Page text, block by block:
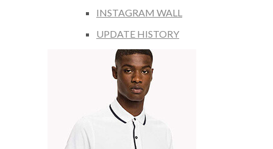
INSTAGRAM WALL
UPDATE HISTORY